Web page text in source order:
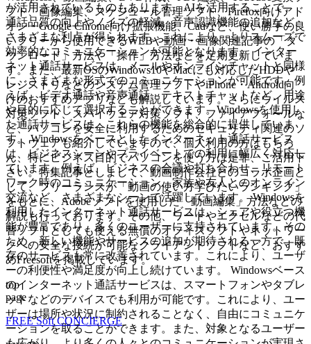
が活用されているものもあります。AIを活用することで、
通話品質の向上やノイズの軽減、音声認識機能の追加など、
さまざまな利点が得られます。これにより、よりスムーズで
効率的なコミュニケーションが可能となります。 インター
ネット通話サービスは、メールやオンラインチャットと同様
に、さまざまな形式でのコミュニケーションが可能です。例
えば、ビデオ通話や音声通話、テキストチャットなど、用途
や目的に応じて選択することができます。Windowsを使用し
た通話サービスは、これらの機能を総合的に提供していま
す。 Windowsをベースとしたインターネット通話サービス
は、ビジネスシーンやプライベートでの利用に幅広く対応し
ています。例えば、ビジネスの会議や打ち合わせ、リモート
ワーク時のコミュニケーション、家族や友人とのオンライン
交流など、さまざまなシーンで活躍しています。 Windowsを
利用したインターネット通話サービスは、シェアや役立つ機
能が豊富であり、多くのユーザーに支持されています。その
ため、新しい機能やサービスの追加が期待される一方で、既
存のサービスも常に改善されています。これにより、ユーザ
ーの利便性や満足度が向上し続けています。 Windowsベース
のインターネット通話サービスは、スマートフォンやタブレ
ットなどのデバイスでも利用が可能です。これにより、ユー
ザーは場所や状況に制約されることなく、自由にコミュニケ
ーションを取ることができます。また、対象となるユーザー
フト、画像編集、スケジュール管理ソフト、Firefox向けアド
オン・Google Chrome向け拡張機能、Cadなど、使い勝手の良
いフリーから使用できるWEBや動画・画像関連記事の「ダ
ウンロード」方法や「操作」方法などを定期更新していま
す。また、最新OSのWindows10やMacにも対応したHDDや
レジストリなどのシステム管理ソフトやiPhone・Android向
けのおすすめアプリなども解説しています。さらにウイルス
対策ソフト、スパイウェア対策ソフト、ファイアフォールな
ど、パソコンを安全に利用するためのセキュリティ関連のソ
フトウェアも紹介していますので、個人利用の方はもちろ
ん、特にビジネス目的でパソコンを使う方は是非、ご活用下
さい。特集記事としまして、動画制作会社とのコラボ企画と
して、フリーランスが「動画の使い方学びたいランキング」
をもとに、Adobeソフトを使用した「動画編集」方法などの
解説も行っております。その他、ワードやエクセルなどの代
替ソフトとしても使える無償のオフィスソフトやネットワー
クへの安全な接続が可能なクライアントソフトなど、おすす
めFreesoftを掲載しています。
top
page
FREE Soft CONCIERGE